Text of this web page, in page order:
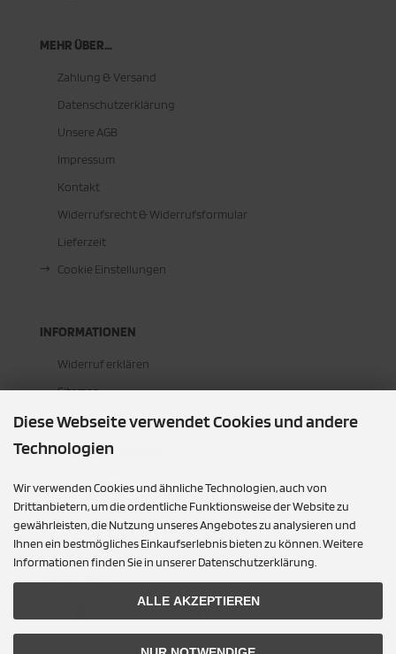
MEHR ÜBER...
Zahlung & Versand
Datenschutzerklärung
Unsere AGB
Impressum
Kontakt
Widerrufsrecht & Widerrufsformular
Lieferzeit
Cookie Einstellungen
INFORMATIONEN
Widerruf erklären
Sitemap
ZAHLUNGSMETHODEN
Diese Webseite verwendet Cookies und andere
Technologien
Wir verwenden Cookies und ähnliche Technologien, auch von
Drittanbietern, um die ordentliche Funktionsweise der Website zu
gewährleisten, die Nutzung unseres Angebotes zu analysieren und
Ihnen ein bestmögliches Einkaufserlebnis bieten zu können. Weitere
Informationen finden Sie in unserer Datenschutzerklärung.
ALLE AKZEPTIEREN